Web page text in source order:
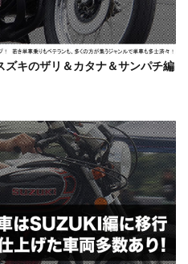
ズキのザリ＆カタナ＆サンパチ編